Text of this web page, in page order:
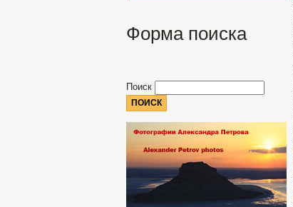
Форма поиска
Поиск